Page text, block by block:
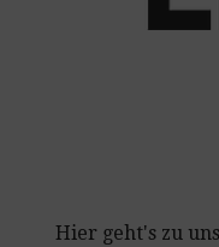
Hier geht's zu